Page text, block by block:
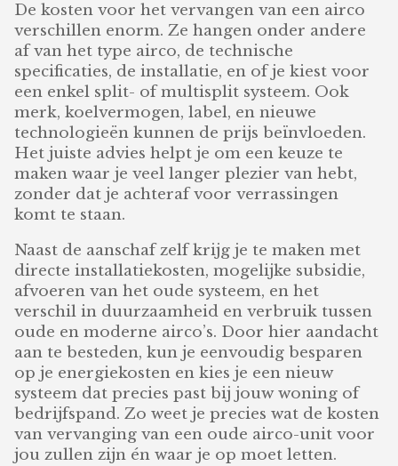
De kosten voor het vervangen van een airco
verschillen enorm. Ze hangen onder andere
af van het type airco, de technische
specificaties, de installatie, en of je kiest voor
een enkel split- of multisplit systeem. Ook
merk, koelvermogen, label, en nieuwe
technologieën kunnen de prijs beïnvloeden.
Het juiste advies helpt je om een keuze te
maken waar je veel langer plezier van hebt,
zonder dat je achteraf voor verrassingen
komt te staan.
Naast de aanschaf zelf krijg je te maken met
directe installatiekosten, mogelijke subsidie,
afvoeren van het oude systeem, en het
verschil in duurzaamheid en verbruik tussen
oude en moderne airco’s. Door hier aandacht
aan te besteden, kun je eenvoudig besparen
op je energiekosten en kies je een nieuw
systeem dat precies past bij jouw woning of
bedrijfspand. Zo weet je precies wat de kosten
van vervanging van een oude airco-unit voor
jou zullen zijn én waar je op moet letten.